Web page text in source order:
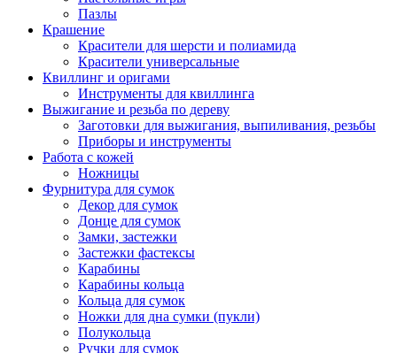
Пазлы
Крашение
Красители для шерсти и полиамида
Красители универсальные
Квиллинг и оригами
Инструменты для квиллинга
Выжигание и резьба по дереву
Заготовки для выжигания, выпиливания, резьбы
Приборы и инструменты
Работа с кожей
Ножницы
Фурнитура для сумок
Декор для сумок
Донце для сумок
Замки, застежки
Застежки фастексы
Карабины
Карабины кольца
Кольца для сумок
Ножки для дна сумки (пукли)
Полукольца
Ручки для сумок